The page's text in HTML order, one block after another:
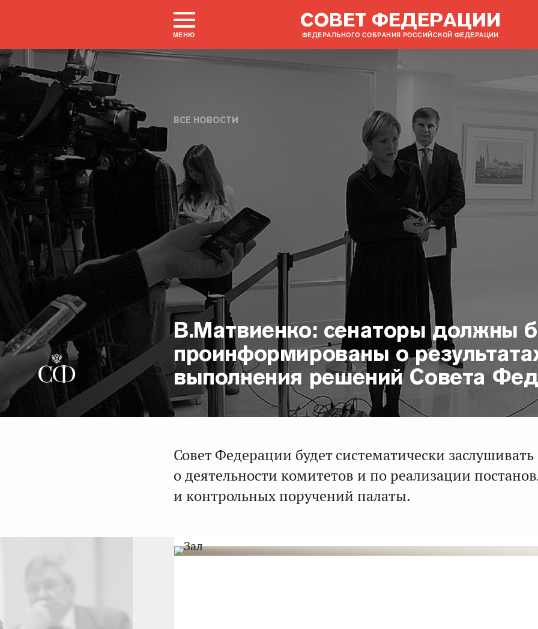
МЕНЮ
СОВЕТ ФЕДЕРАЦИИ
ФЕДЕРАЛЬНОГО СОБРАНИЯ РОССИЙСКОЙ ФЕДЕРАЦИИ
ВСЕ НОВОСТИ
В.Матвиенко: сенаторы должны
проинформированы о
выполнения решений Совета
Совет Федерации будет систематически
о деятельности комитетов и по реализации
и контрольных поручений палаты.